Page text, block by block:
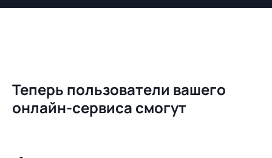
Теперь пользователи вашего
онлайн-сервиса смогут